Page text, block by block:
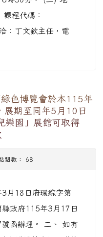
程代碼：
：丁文欽主任，電
色博覽會於本115年
展期至同年5月10日
樂園」展館可取得
閱數： 68
月18日府環綜字第
政府115年3月17日
函辦理。 二、 如有